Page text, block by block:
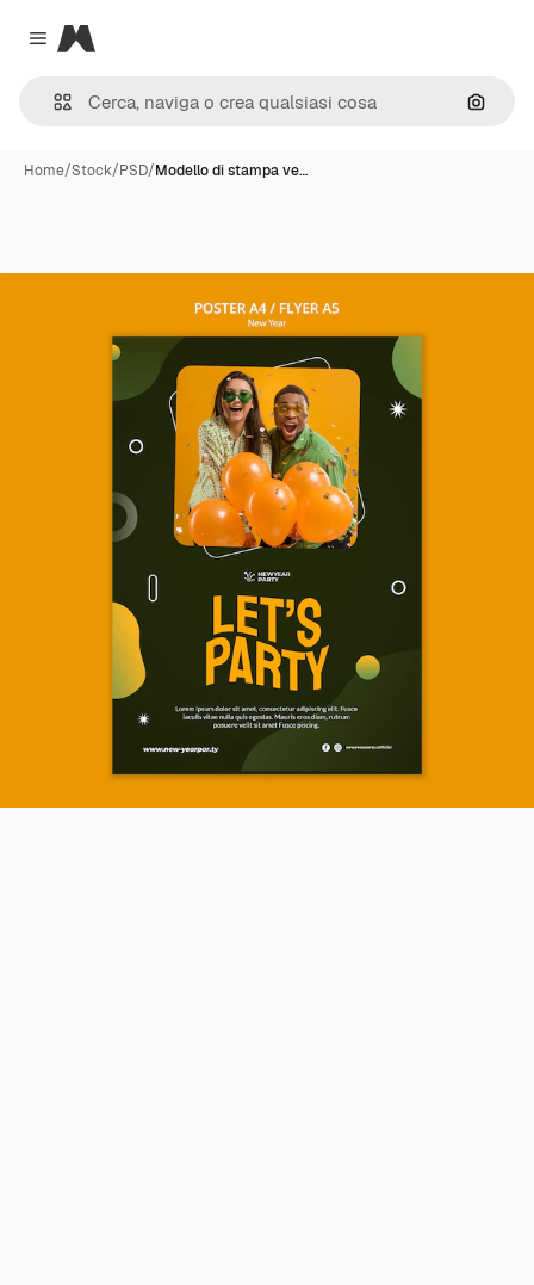
Close menu
Magnific
Cerca
Home/Stock/PSD/Modello di stampa ve…